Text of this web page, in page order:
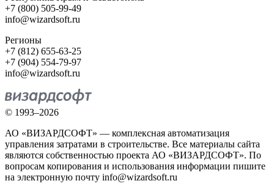
+7 (800) 505-99-49
info@wizardsoft.ru
Регионы
+7 (812) 655-63-25
+7 (904) 554-79-97
info@wizardsoft.ru
© 1993–2026
АО «ВИЗАРДСОФТ» — комплексная автоматизация
управления затратами в строительстве. Все материалы сайта
являются собственностью проекта АО «ВИЗАРДСОФТ». По
вопросам копирования и использования информации пишите
на электронную почту info@wizardsoft.ru